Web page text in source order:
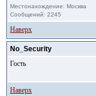
Местонахождение: Москва
Сообщений: 2245
Наверх
No_Security
Гость
Наверх